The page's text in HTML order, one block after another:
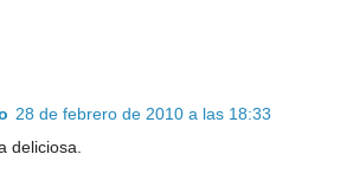
28 de febrero de 2010 a las 18:33
deliciosa.